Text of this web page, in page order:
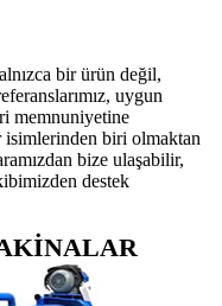
bir ürün değil,
uygun
memnuniyetine
biri olmaktan
bize ulaşabilir,
destek